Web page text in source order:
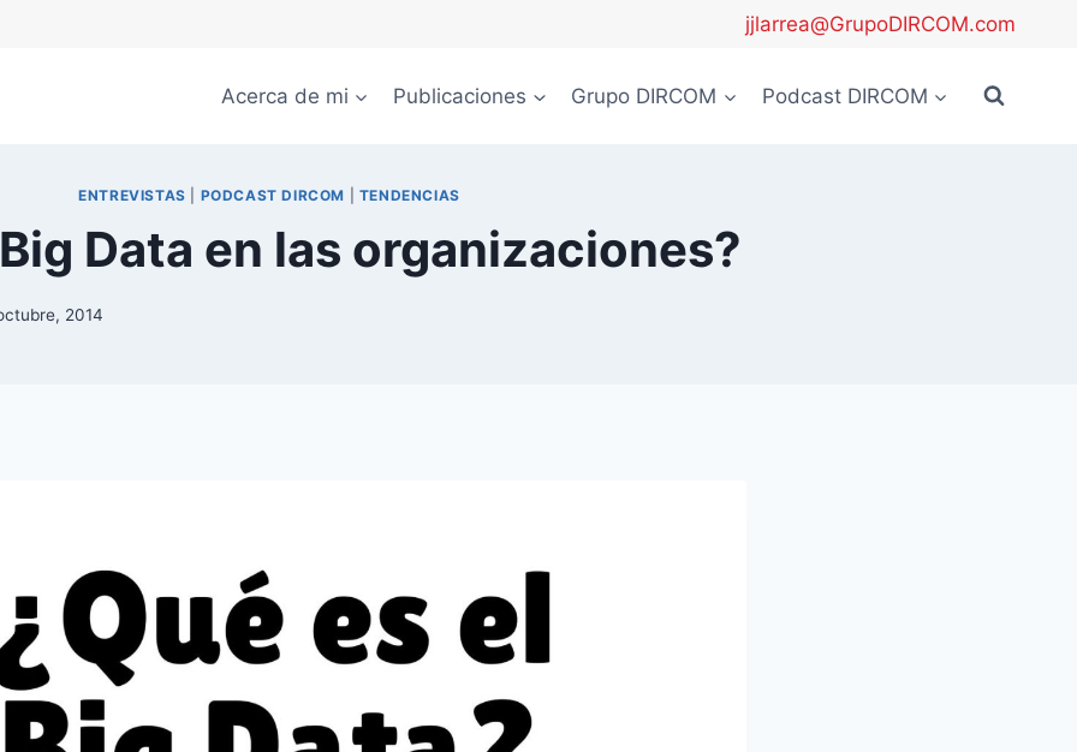
jjlarrea@GrupoDIRCOM.com
Acerca de mi Publicaciones Grupo DIRCOM Podcast DIRCOM
ENTREVISTAS PODCAST DIRCOM TENDENCIAS
Data en las organizaciones?
2014